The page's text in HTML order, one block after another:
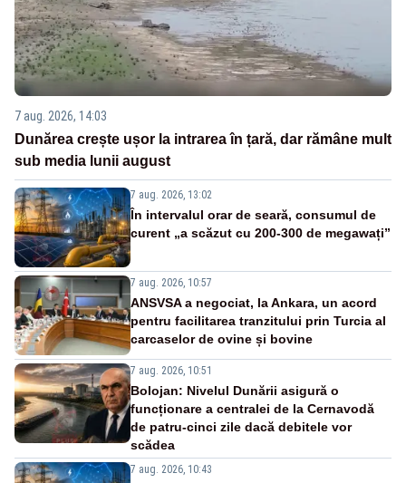
7 aug. 2026, 14:03
Dunărea crește ușor la intrarea în țară, dar rămâne mult
sub media lunii august
7 aug. 2026, 13:02
În intervalul orar de seară, consumul de
curent „a scăzut cu 200-300 de megawați”
7 aug. 2026, 10:57
ANSVSA a negociat, la Ankara, un acord
pentru facilitarea tranzitului prin Turcia al
carcaselor de ovine și bovine
7 aug. 2026, 10:51
Bolojan: Nivelul Dunării asigură o
funcționare a centralei de la Cernavodă
de patru-cinci zile dacă debitele vor
scădea
7 aug. 2026, 10:43